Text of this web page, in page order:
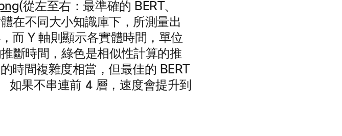
(從左至右：最準確的 BERT、
在不同大小知識庫下，所測量出
而 Y 軸則顯示各實體時間，單位
斷時間，綠色是相似性計算的推
時間複雜度相當，但最佳的 BERT
如果不串連前 4 層，速度會提升到